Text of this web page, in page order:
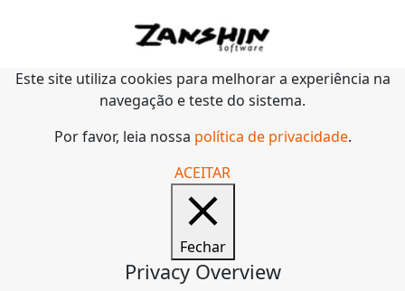
Este site utiliza cookies para melhorar a experiência na
navegação e teste do sistema.
Por favor, leia nossa política de privacidade.
ACEITAR
Fechar
Privacy Overview